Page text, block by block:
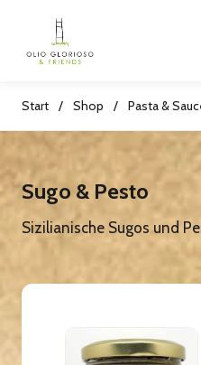
Start / Shop / Pasta &
Sugo & Pesto
Sizilianische Sugos und